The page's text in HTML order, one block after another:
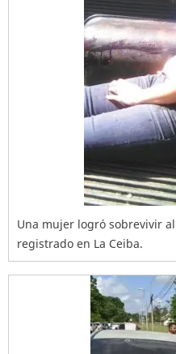
Una mujer logró sobrevivir
registrado en La Ceiba.